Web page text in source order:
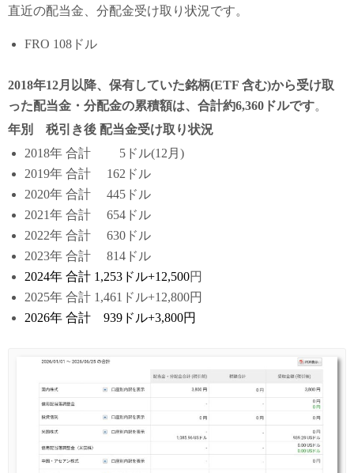
直近の配当金、分配金受け取り状況です。
FRO 108ドル
2018年12月以降、保有していた銘柄(ETF 含む)から受け取
った配当金・分配金の累積額は、合計約6,360ドルです。
年別 税引き後 配当金受け取り状況
2018年 合計 5ドル(12月)
2019年 合計 162ドル
2020年 合計 445ドル
2021年 合計 654ドル
2022年 合計 630ドル
2023年 合計 814ドル
2024年 合計 1,253ドル+12,500円
2025年 合計 1,461ドル+12,800円
2026年 合計 939ドル+3,800円